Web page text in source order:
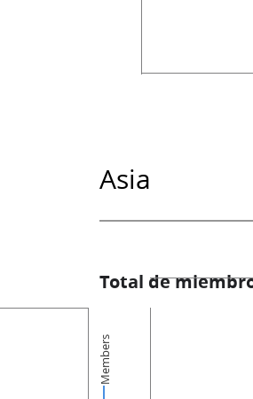
Asia
Total de
Members